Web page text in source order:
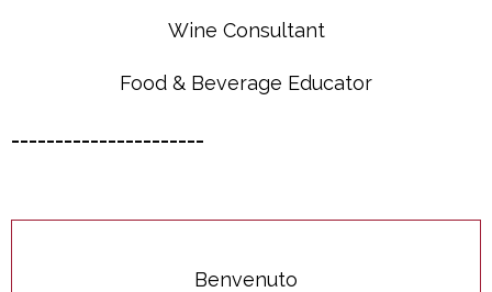
Wine Consultant
Food & Beverage Educator
Benvenuto